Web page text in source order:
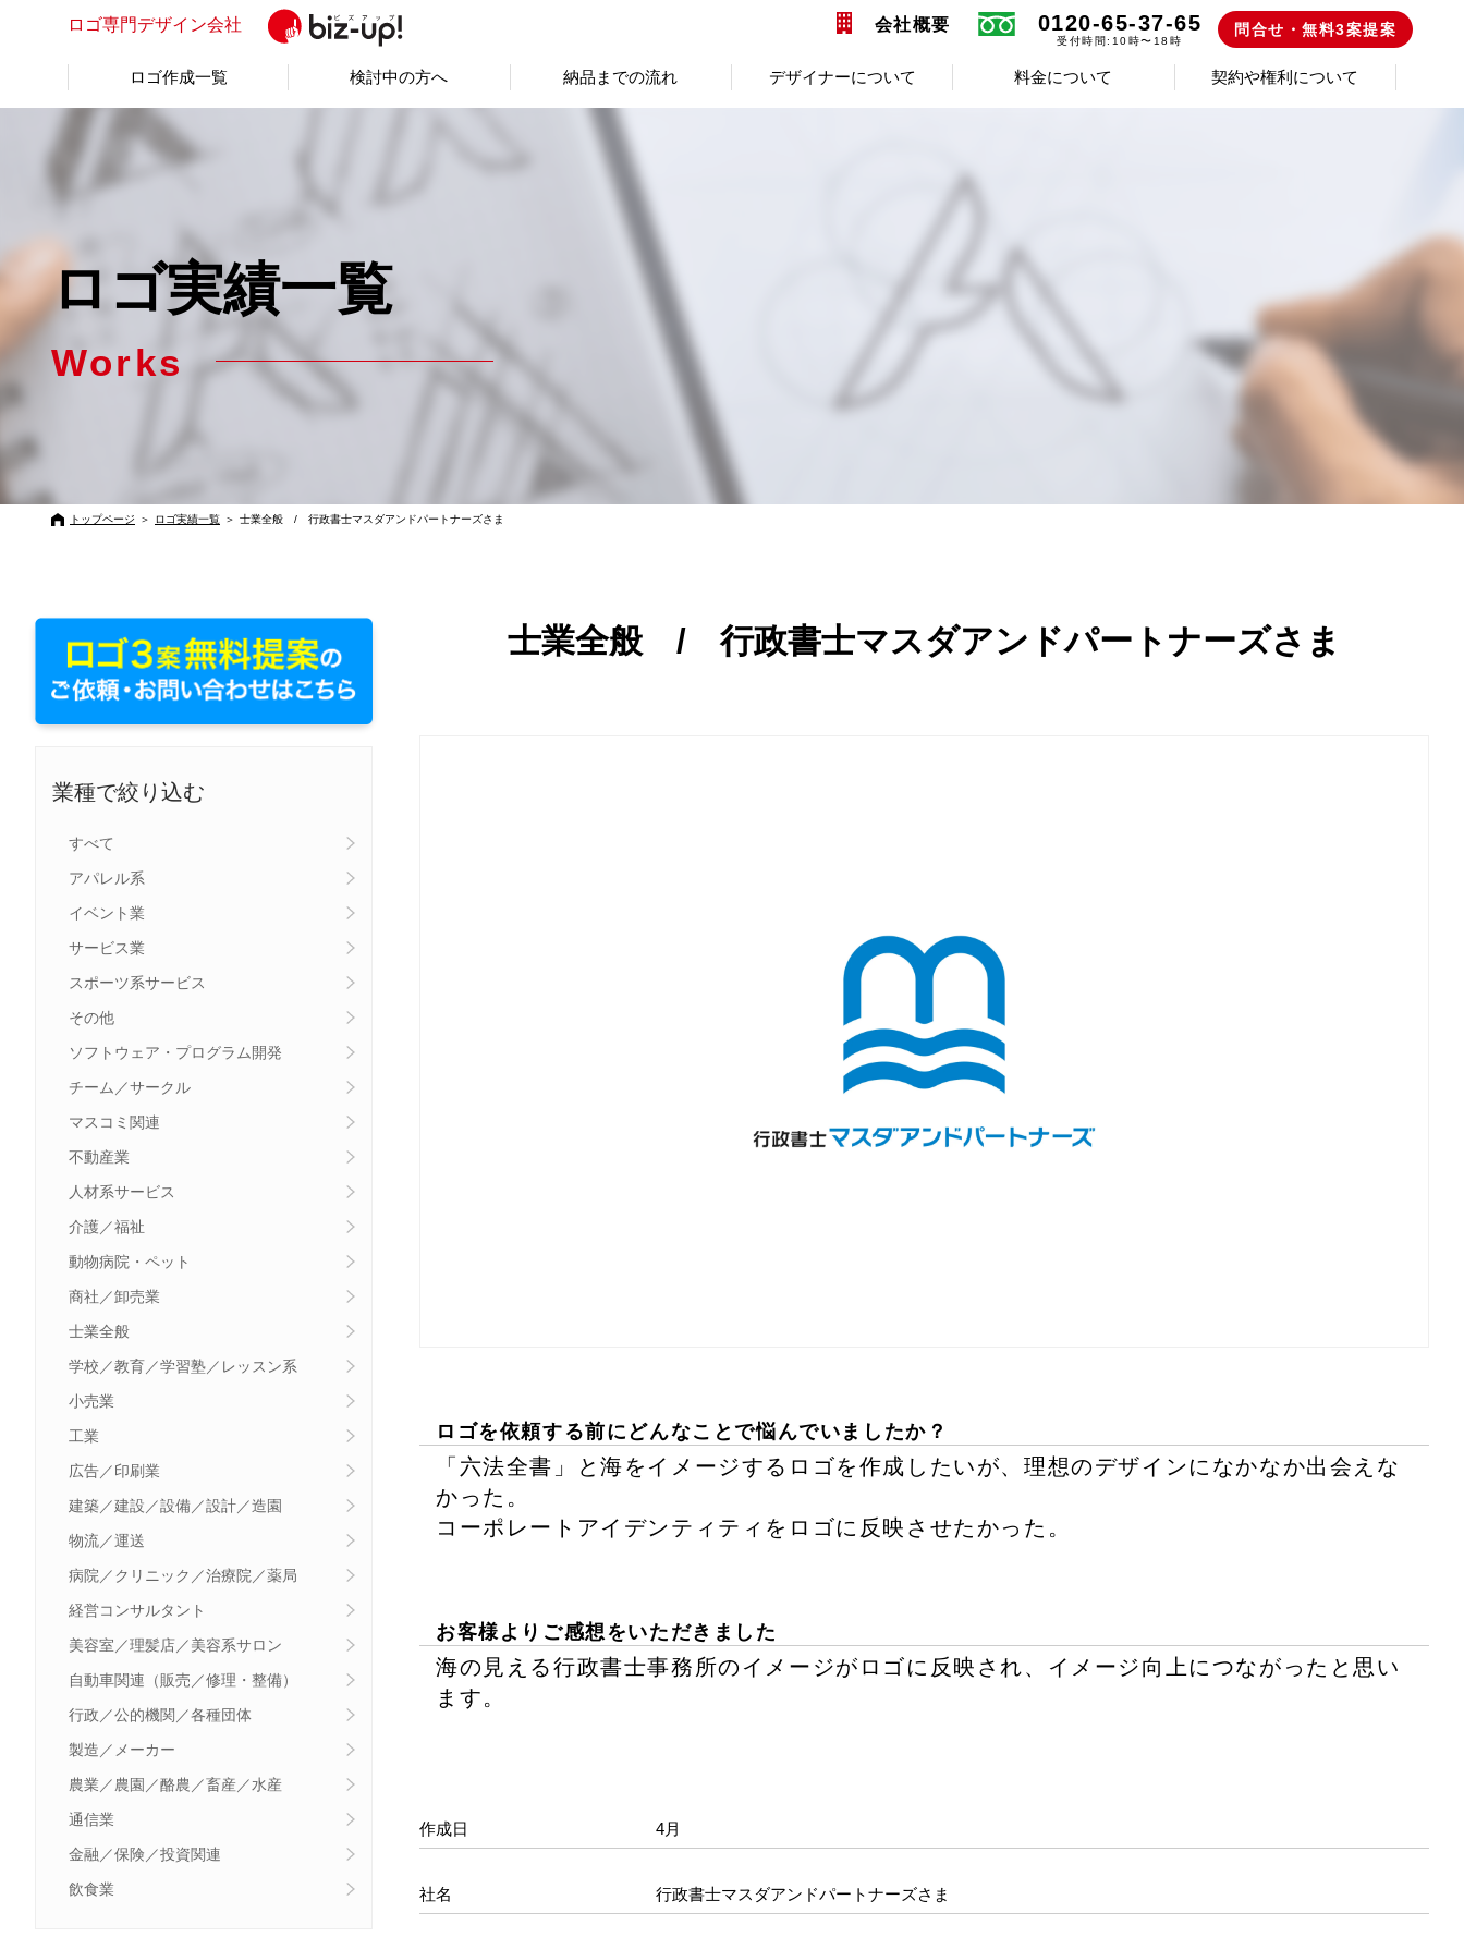
ロゴ専門デザイン会社 会社概要 0120-65-37-65
受付時間:10時〜18時
問合せ・無料3案提案
ロゴ作成一覧 検討中の方へ 納品までの流れ デザイナーについて 料金について 契約や権利について
ロゴ実績一覧
Works
トップページ ＞ ロゴ実績一覧 ＞ 士業全般 / 行政書士マスダアンドパートナーズさま
業種で絞り込む
すべて
アパレル系
イベント業
サービス業
スポーツ系サービス
その他
ソフトウェア・プログラム開発
チーム／サークル
マスコミ関連
不動産業
人材系サービス
介護／福祉
動物病院・ペット
商社／卸売業
士業全般
学校／教育／学習塾／レッスン系
小売業
工業
広告／印刷業
建築／建設／設備／設計／造園
物流／運送
病院／クリニック／治療院／薬局
経営コンサルタント
美容室／理髪店／美容系サロン
自動車関連（販売／修理・整備）
行政／公的機関／各種団体
製造／メーカー
農業／農園／酪農／畜産／水産
通信業
金融／保険／投資関連
飲食業
士業全般 / 行政書士マスダアンドパートナーズさま
ロゴを依頼する前にどんなことで悩んでいましたか？
「六法全書」と海をイメージするロゴを作成したいが、理想のデザインになかなか出会えな
かった。
コーポレートアイデンティティをロゴに反映させたかった。
お客様よりご感想をいただきました
海の見える行政書士事務所のイメージがロゴに反映され、イメージ向上につながったと思い
ます。
作成日 4月
社名 行政書士マスダアンドパートナーズさま